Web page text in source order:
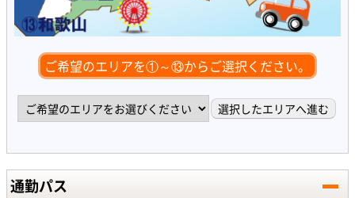
ご希望のエリアを①～⑬からご選択ください。
通勤パス